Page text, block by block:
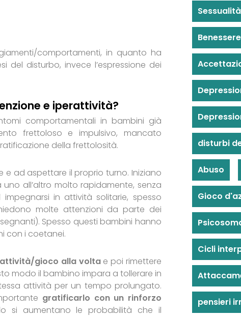
comportamenti, in quanto ha
disturbo, invece l’espressione dei
e iperattività?
comportamentali in bambini già
frettoloso e impulsivo, mancato
della frettolosità.
ad aspettare il proprio turno. Iniziano
all’altro molto rapidamente, senza
in attività solitarie, spesso
molte attenzioni da parte dei
Spesso questi bambini hanno
con i coetanei.
gioco alla voltae poi rimettere
modo il bambino impara a tollerare in
attività per un tempo prolungato.
gratificarlo con un rinforzo
si aumentano le probabilità che il
Benessere
disturbi
Abuso
Gioco
Cicli
pensieri